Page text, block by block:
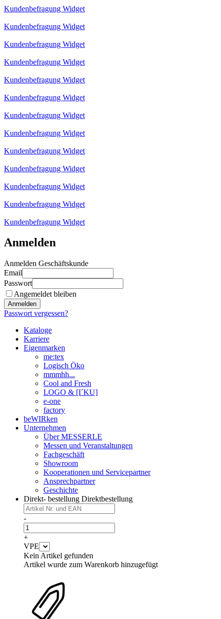
Kundenbefragung Widget
Kundenbefragung Widget
Kundenbefragung Widget
Kundenbefragung Widget
Kundenbefragung Widget
Kundenbefragung Widget
Kundenbefragung Widget
Kundenbefragung Widget
Kundenbefragung Widget
Kundenbefragung Widget
Kundenbefragung Widget
Kundenbefragung Widget
Kundenbefragung Widget
Anmelden
Anmelden Geschäftskunde
Email
Passwort
Angemeldet bleiben
Anmelden
Passwort vergessen?
Kataloge
Karriere
Eigenmarken
me:tex
Logisch Öko
mmmhh...
Cool and Fresh
LOGO & [I´KU]
e-one
factory
beWIRken
Unternehmen
Über MESSERLE
Messen und Veranstaltungen
Fachgeschäft
Showroom
Kooperationen und Servicepartner
Ansprechpartner
Geschichte
Direkt- bestellung Direktbestellung
-
+
VPE
Kein Artikel gefunden
Artikel wurde zum Warenkorb hinzugefügt